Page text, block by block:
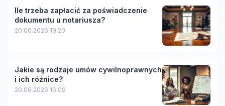
Ile trzeba zapłacić za poświadczenie
dokumentu u notariusza?
20.06.2026 19:20
Jakie są rodzaje umów cywilnoprawnych
i ich różnice?
20.06.2026 16:09